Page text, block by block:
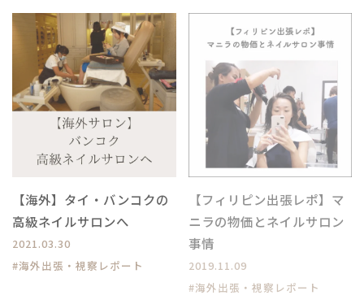
【海外】タイ・バンコクの
高級ネイルサロンへ
2021.03.30
#海外出張・視察レポート
【フィリピン出張レポ】マ
ニラの物価とネイルサロン
事情
2019.11.09
#海外出張・視察レポート